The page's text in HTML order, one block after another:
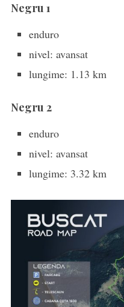
Negru 1
enduro
nivel: avansat
lungime: 1.13 km
Negru 2
enduro
nivel: avansat
lungime: 3.32 km